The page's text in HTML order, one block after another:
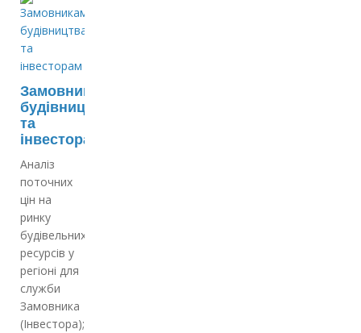
Замовникам
будівництва
та
інвесторам
Аналіз
поточних
цін на
ринку
будівельних
ресурсів у
регіоні для
служби
Замовника
(Інвестора);